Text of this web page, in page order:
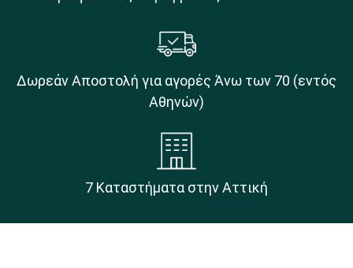
Δωρεάν Αποστολή για αγορές Άνω των 70 (εντός
Αθηνών)
7 Καταστήματα στην Αττική